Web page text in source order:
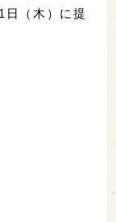
日（木）に提